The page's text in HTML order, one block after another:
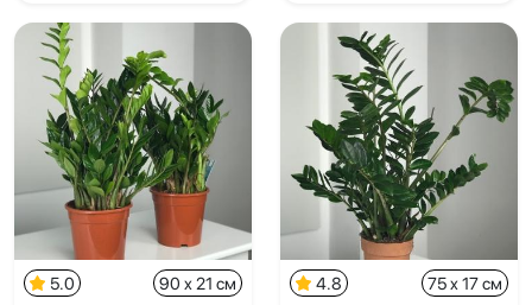
5.0 90 x 21 см 4.8 75 x 17 см